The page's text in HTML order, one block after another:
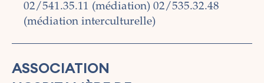
02/541.35.11 (médiation) 02/535.32.48
(médiation interculturelle)
ASSOCIATION